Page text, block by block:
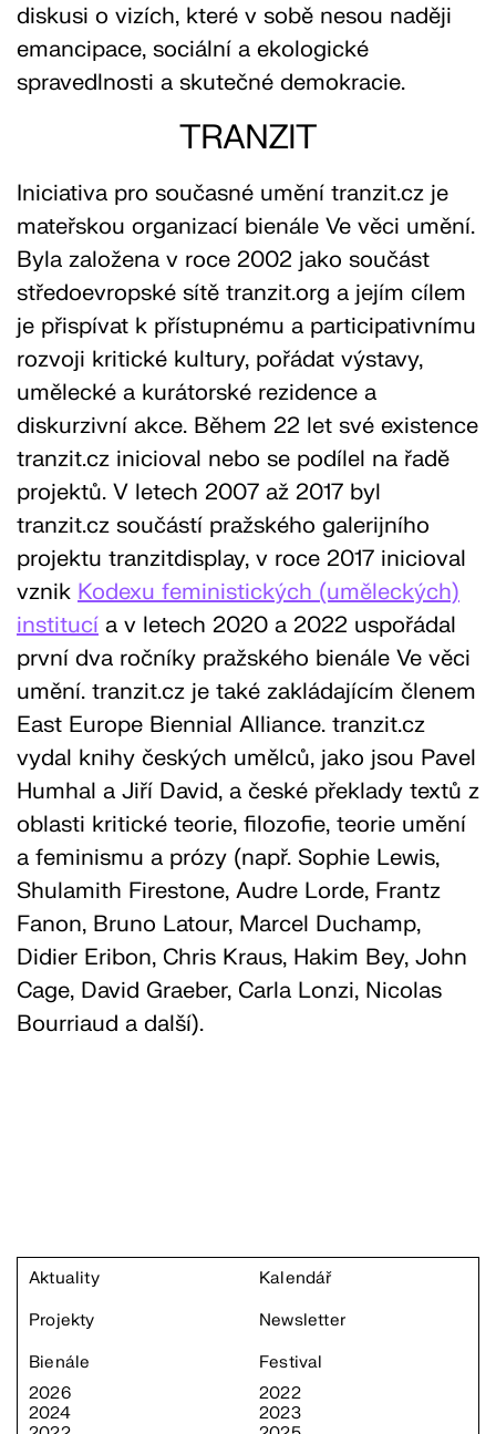
diskusi o vizích, které v sobě nesou naději
emancipace, sociální a ekologické
spravedlnosti a skutečné demokracie.
TRANZIT
Iniciativa pro současné umění tranzit.cz je
mateřskou organizací bienále Ve věci umění.
Byla založena v roce 2002 jako součást
středoevropské sítě tranzit.org a jejím cílem
je přispívat k přístupnému a participativnímu
rozvoji kritické kultury, pořádat výstavy,
umělecké a kurátorské rezidence a
diskurzivní akce. Během 22 let své existence
tranzit.cz inicioval nebo se podílel na řadě
projektů. V letech 2007 až 2017 byl
tranzit.cz součástí pražského galerijního
projektu tranzitdisplay, v roce 2017 inicioval
vznik Kodexu feministických (uměleckých)
institucí a v letech 2020 a 2022 uspořádal
první dva ročníky pražského bienále Ve věci
umění. tranzit.cz je také zakládajícím členem
East Europe Biennial Alliance. tranzit.cz
vydal knihy českých umělců, jako jsou Pavel
Humhal a Jiří David, a české překlady textů z
oblasti kritické teorie, filozofie, teorie umění
a feminismu a prózy (např. Sophie Lewis,
Shulamith Firestone, Audre Lorde, Frantz
Fanon, Bruno Latour, Marcel Duchamp,
Didier Eribon, Chris Kraus, Hakim Bey, John
Cage, David Graeber, Carla Lonzi, Nicolas
Bourriaud a další).
Aktuality
Kalendář
Projekty
Newsletter
Bienále
2026
2024
Festival
2022
2023